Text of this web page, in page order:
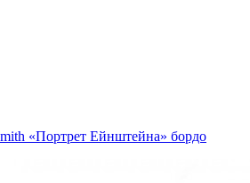
«Портрет Ейнштейна» бордо